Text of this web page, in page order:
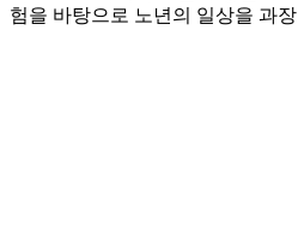
험을 바탕으로 노년의 일상을 과